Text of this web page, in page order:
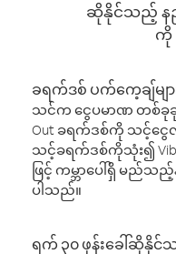
ဆိုနိုင်သည့် နည်
ကို
ခရက်ဒစ် ပက်ကေ့ချ်မျာ
သင်က ငွေပမာဏ တစ်ခု
Out ခရက်ဒစ်ကို သင့်ငွ
သင့်ခရက်ဒစ်ကိုသုံး၍
ဖြင့် ကမ္ဘာပေါ်ရှိ မည်သ
ပါသည်။
ရက် ၃၀ ဖုန်းခေါ်ဆိုနိုင်